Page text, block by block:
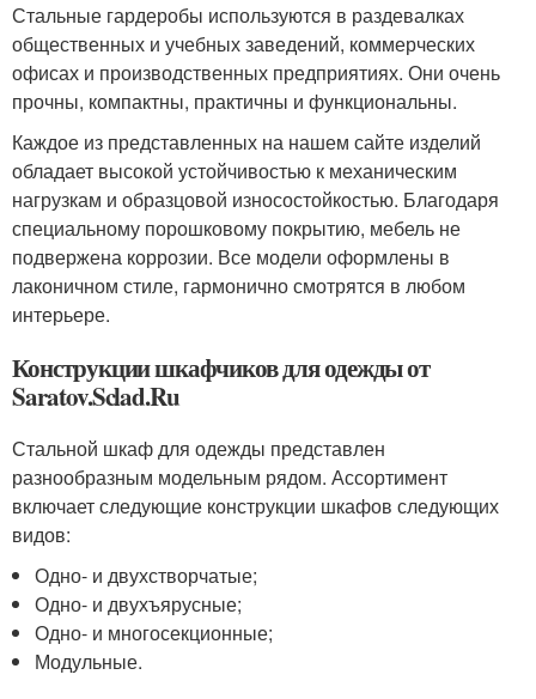
Стальные гардеробы используются в раздевалках
общественных и учебных заведений, коммерческих
офисах и производственных предприятиях. Они очень
прочны, компактны, практичны и функциональны.
Каждое из представленных на нашем сайте изделий
обладает высокой устойчивостью к механическим
нагрузкам и образцовой износостойкостью. Благодаря
специальному порошковому покрытию, мебель не
подвержена коррозии. Все модели оформлены в
лаконичном стиле, гармонично смотрятся в любом
интерьере.
Конструкции шкафчиков для одежды от
Saratov.Sclad.Ru
Стальной шкаф для одежды представлен
разнообразным модельным рядом. Ассортимент
включает следующие конструкции шкафов следующих
видов:
Одно- и двухстворчатые;
Одно- и двухъярусные;
Одно- и многосекционные;
Модульные.